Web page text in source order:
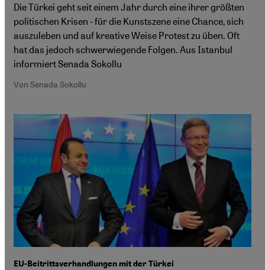
Die Türkei geht seit einem Jahr durch eine ihrer größten
politischen Krisen - für die Kunstszene eine Chance, sich
auszuleben und auf kreative Weise Protest zu üben. Oft
hat das jedoch schwerwiegende Folgen. Aus Istanbul
informiert Senada Sokollu
Von Senada Sokollu
EU-Beitrittsverhandlungen mit der Türkei